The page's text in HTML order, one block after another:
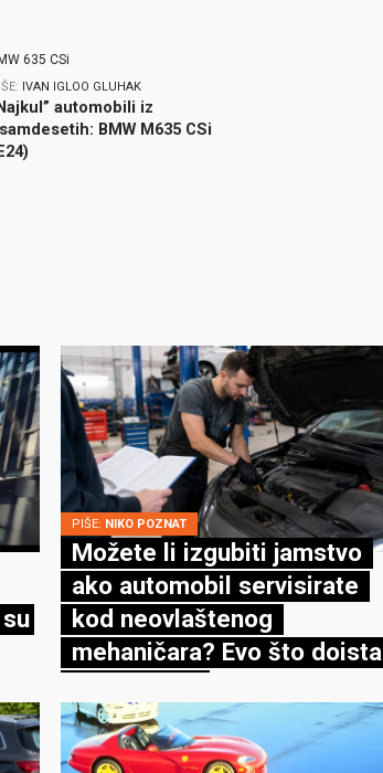
IVAN IGLOO GLUHAK
automobili iz
BMW M635 CSi
PIŠE: NIKO POZNAT
Možete li izgubiti jamstvo
ako automobil servisirate
kod neovlaštenog
mehaničara? Evo što doista